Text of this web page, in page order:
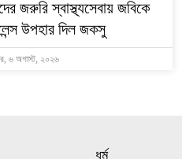
জরুরি স্বাস্থ্যসেবায় জবিকে
উপহার দিল জকসু
৬ অগাস্ট, ২০২৬
ধর্ম